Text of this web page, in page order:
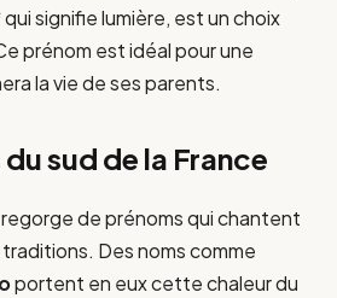
signifie lumière, est un choix
prénom est idéal pour une
la vie de ses parents.
sud de la France
de prénoms qui chantent
Des noms comme
portent en eux cette chaleur du